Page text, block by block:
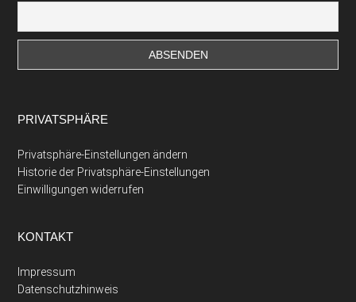
PRIVATSPHÄRE
Privatsphäre-Einstellungen ändern
Historie der Privatsphäre-Einstellungen
Einwilligungen widerrufen
KONTAKT
Impressum
Datenschutzhinweis